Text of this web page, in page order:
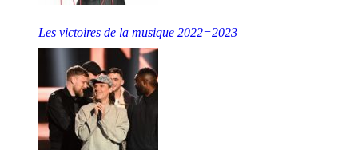
Les victoires de la musique 2022=2023